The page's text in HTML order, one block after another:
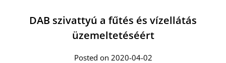
DAB szivattyú a fűtés és vízellátás
üzemeltetéséért
Posted on 2020-04-02